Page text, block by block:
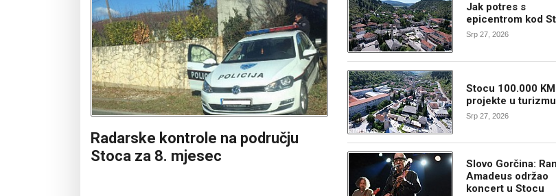
Radarske kontrole na području
Stoca za 8. mjesec
Jak potres s
epicentrom kod
Srp 27, 2026
Stocu 100.000
projekte u turizmu
Srp 27, 2026
Slovo Gorčina:
Amadeus održao
koncert u Stocu